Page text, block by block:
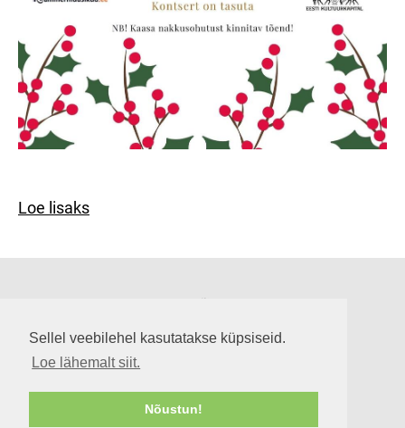
Sellel veebilehel kasutatakse küpsiseid.
Loe lähemalt siit.
Nõustun!
Loe lisaks
info@suuremoisaloss.ee
LOSSI LAHTIOLEKUAJAD